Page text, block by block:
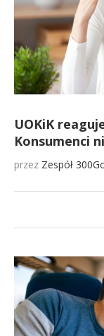
UOKiK
Konsumenci
przez Zespół